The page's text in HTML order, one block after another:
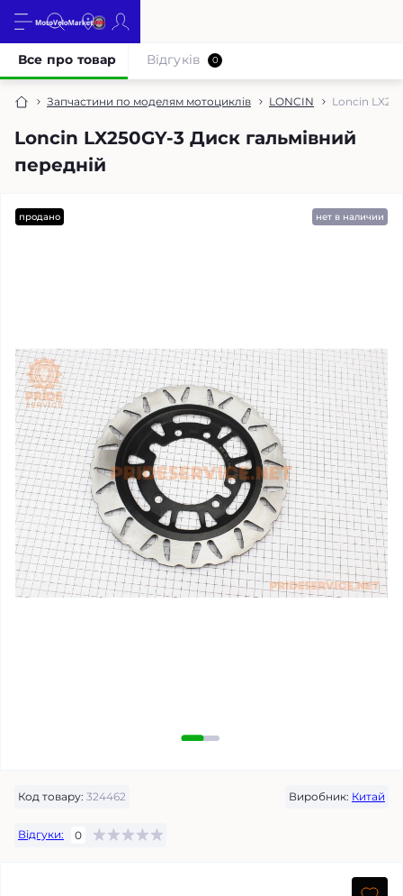
Запчастини по моделям мотоциклів LONCIN Loncin
Loncin LX250GY-3 Диск гальмівний
передній
Все про товар Відгуків 0
продано нет в наличии
Код товару: 324462 Виробник: Китай
Відгуки: 0